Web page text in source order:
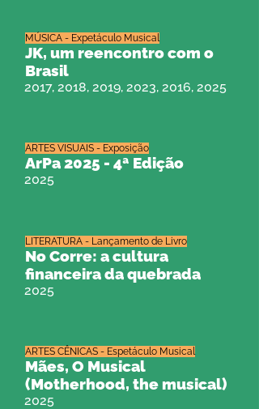
JK, um reencontro com o
Brasil
2017, 2018, 2019, 2023, 2016, 2025
MÚSICA - Expetáculo Musical
ArPa 2025 - 4ª Edição
2025
ARTES VISUAIS - Exposição
No Corre: a cultura
financeira da quebrada
2025
LITERATURA - Lançamento de Livro
Mães, O Musical
(Motherhood, the musical)
2025
ARTES CÊNICAS - Espetáculo Musical